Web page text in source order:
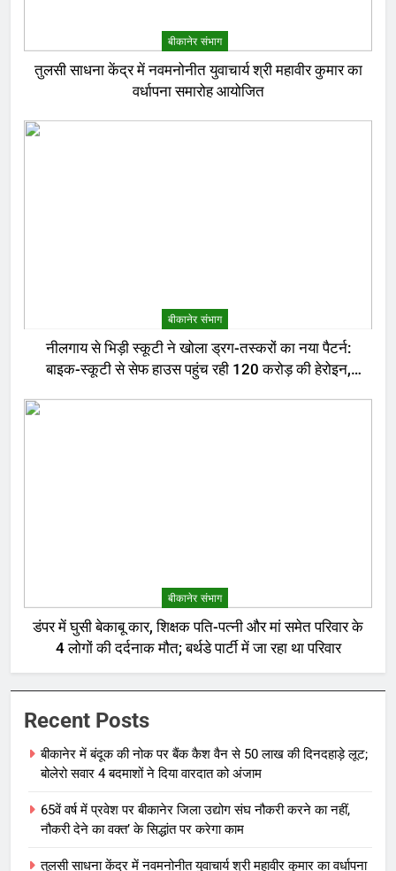
बीकानेर संभाग
तुलसी साधना केंद्र में नवमनोनीत युवाचार्य श्री महावीर कुमार का
वर्धापना समारोह आयोजित
बीकानेर संभाग
नीलगाय से भिड़ी स्कूटी ने खोला ड्रग-तस्करों का नया पैटर्न:
बाइक-स्कूटी से सेफ हाउस पहुंच रही 120 करोड़ की हेरोइन,
बीकानेर संभाग
डंपर में घुसी बेकाबू कार, शिक्षक पति-पत्नी और मां समेत परिवार के
4 लोगों की दर्दनाक मौत; बर्थडे पार्टी में जा रहा था परिवार
Recent Posts
बीकानेर में बंदूक की नोक पर बैंक कैश वैन से 50 लाख की दिनदहाड़े लूट;
बोलेरो सवार 4 बदमाशों ने दिया वारदात को अंजाम
65वें वर्ष में प्रवेश पर बीकानेर जिला उद्योग संघ नौकरी करने का नहीं,
नौकरी देने का वक्त’ के सिद्धांत पर करेगा काम
तुलसी साधना केंद्र में नवमनोनीत युवाचार्य श्री महावीर कुमार का वर्धापना